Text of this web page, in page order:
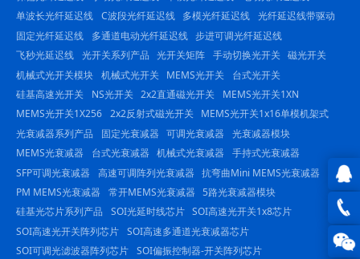
QQ在
线咨
0816
单波长光纤延迟线 C波段光纤延迟线 多模光纤延迟线 光纤延迟线带驱动
固定光纤延迟线
多通道电动光纤延迟线 步进可调光纤延迟线
飞秒光延迟线 光开关系列产品 光开关矩阵 手动切换光开关 磁光开关
机械式光开关模块 机械式光开关 MEMS光开关
台式光开关
硅基高速光开关
NS光开关 2x2直通磁光开关
MEMS光开关1XN
MEMS光开关1X256 2x2反射式磁光开关
MEMS光开关1x16单模机架式
光衰减器系列产品
固定光衰减器 可调光衰减器
光衰减器模块
MEMS光衰减器
台式光衰减器 机械式光衰减器
手持式光衰减器
SFP可调光衰减器
高速可调阵列光衰减器 抗弯曲Mini MEMS光衰减器
PM MEMS光衰减器
常开MEMS光衰减器 5路光衰减器模块
硅基光芯片系列产品
SOI光延时线芯片 SOI高速光开关1x8芯片
SOI高速光开关阵列芯片 SOI高速多通道光衰减器芯片
SOI可调光滤波器阵列芯片 SOI偏振控制器-开关阵列芯片